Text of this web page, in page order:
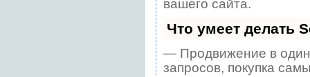
вашего сайта.
Что умеет делать
— Продвижение в один
запросов, покупка